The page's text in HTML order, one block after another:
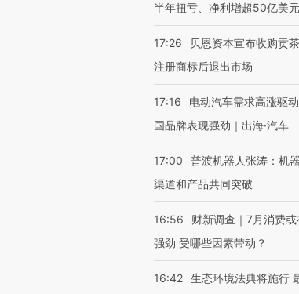
半年扭亏、净利增超50亿美元
17:26
贝恩资本宣布收购贡
注册商标后退出市场
17:16
电动汽车需求高涨驱
国品牌表现强劲｜出海·汽车
17:00
普渡机器人张涛：机
渠道和产品共同突破
16:56
财新调查｜7月消费
强劲 受哪些因素带动？
16:42 生态环境法典将施行